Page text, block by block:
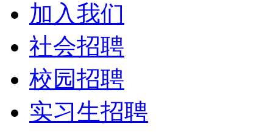
加入我们
社会招聘
校园招聘
实习生招聘